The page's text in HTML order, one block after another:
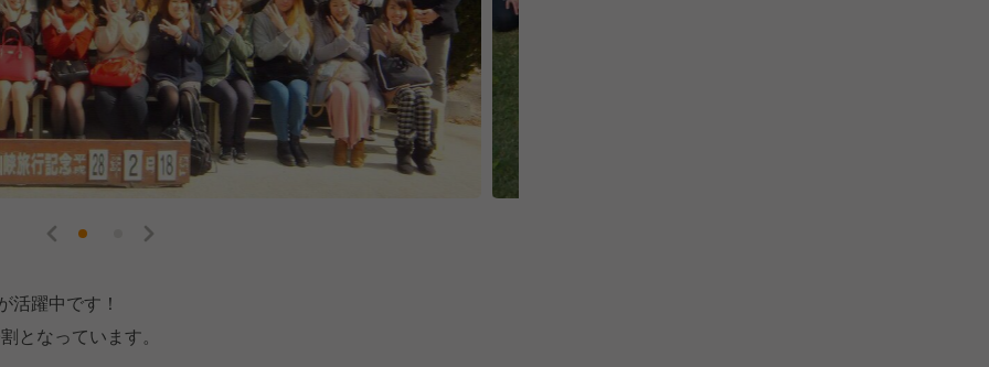
活躍中です！
となっています。